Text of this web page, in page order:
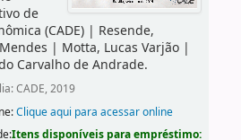
de
(CADE)| Resende,
| Motta, Lucas Varjão|
Carvalho de Andrade.
CADE, 2019
Clique aqui para acessar online
Itens disponíveis para empréstimo: